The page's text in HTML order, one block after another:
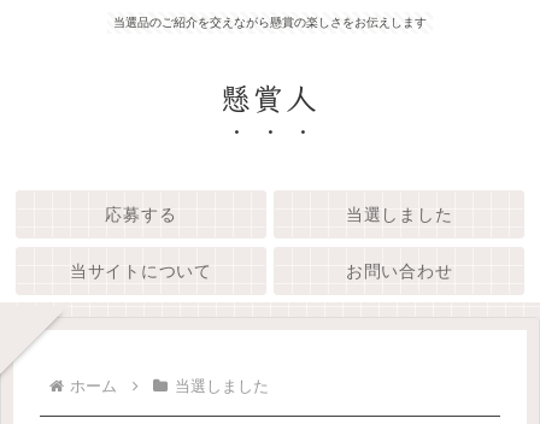
当選品のご紹介を交えながら懸賞の楽しさをお伝えします
懸賞人
応募する 当選しました
当サイトについて お問い合わせ
ホーム 当選しました